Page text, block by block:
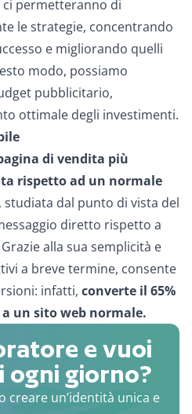
ci permetteranno di
le strategie, concentrando
e migliorando quelli
modo, possiamo
pubblicitario,
ottimale degli investimenti.
di vendita più
rispetto ad un normale
studiata dal punto di vista del
diretto rispetto a
alla sua semplicità e
a breve termine, consente
infatti, converte il 65%
un sito web normale.
e vuoi
ogni giorno?
creare un’identità unica e